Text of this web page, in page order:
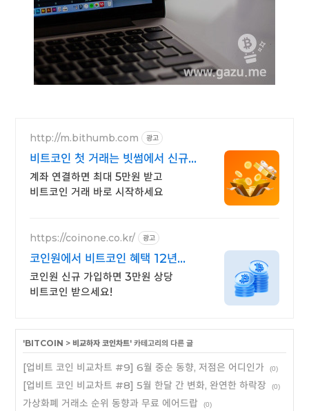
http://m.bithumb.com 광고
비트코인 첫 거래는 빗썸에서 신규
가입 시 5만원 혜택
계좌 연결하면 최대 5만원 받고
비트코인 거래 바로 시작하세요
https://coinone.co.kr/ 광고
코인원에서 비트코인 혜택 12년
무사고 거래소
코인원 신규 가입하면 3만원 상당
비트코인 받으세요!
'BITCOIN > 비교하자 코인차트' 카테고리의 다른 글
[업비트 코인 비교차트 #9] 6월 중순 동향, 저점은 어디인가 (0)
[업비트 코인 비교차트 #8] 5월 한달 간 변화, 완연한 하락장 (0)
가상화폐 거래소 순위 동향과 무료 에어드랍 (0)